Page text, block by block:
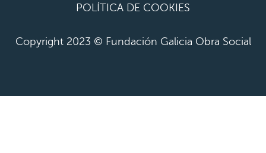
POLÍTICA DE COOKIES
Copyright 2023 © Fundación Galicia Obra Social